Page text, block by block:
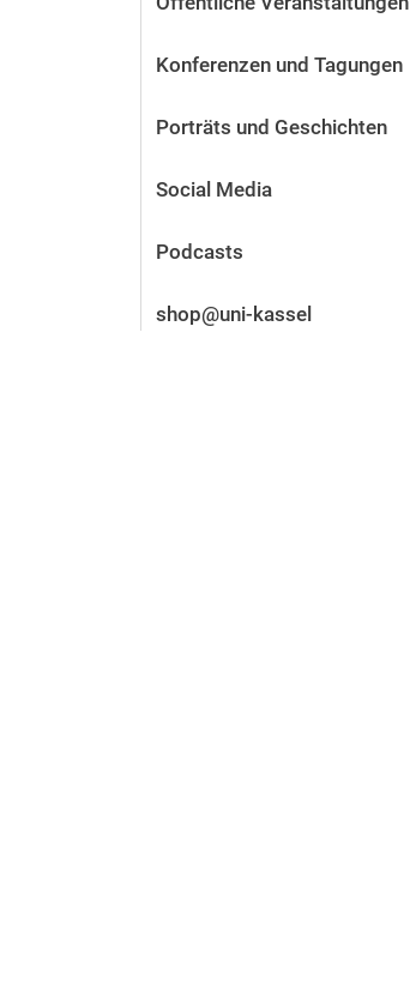
Stellenangebote
Alum­ni und Freunde
Kontakt und Standorte
Konferenzen und Tagungen
Porträts und Geschichten
Social Media
Podcasts
shop@uni-kassel